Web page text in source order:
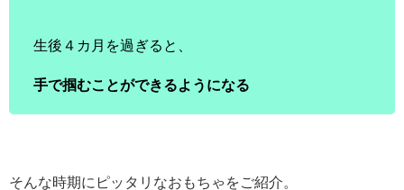
生後４カ月を過ぎると、
手で掴むことができるようになる
そんな時期にピッタリなおもちゃをご紹介。